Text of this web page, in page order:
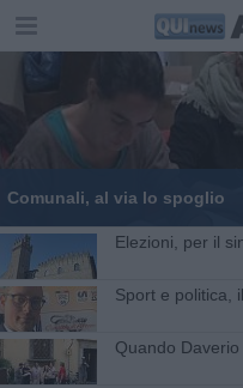
Comunali, al via lo spoglio
Elezioni, per il
Sport e politica,
Quando